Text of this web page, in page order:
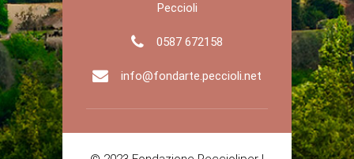
Peccioli
0587 672158
info@fondarte.peccioli.net